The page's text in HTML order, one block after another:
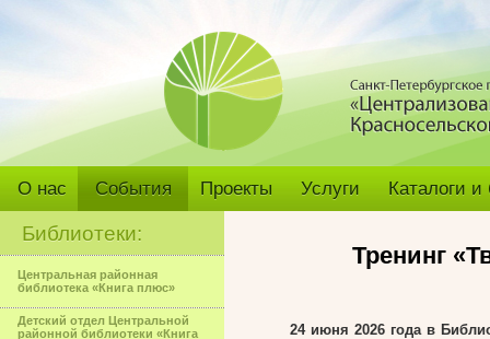
О нас События Проекты Услуги Каталоги
Библиотеки:
Центральная районная
библиотека «Книга плюс»
Детский отдел Центральной
районной библиотеки «Книга
Тренинг
24 июня 2026 года в